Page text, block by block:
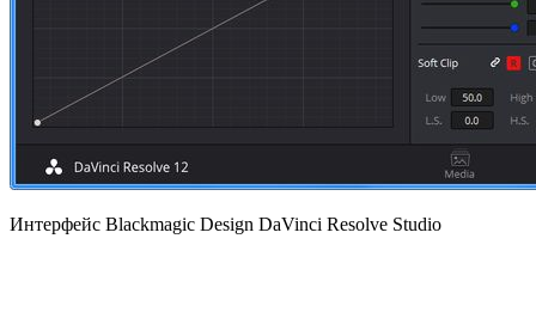
Интерфейс Blackmagic Design DaVinci Resolve Studio